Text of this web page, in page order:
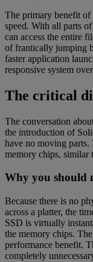
The primary benefit of
speed. With all parts
can access the entire
of frantically jumping
faster application
responsive system
The critical
The conversation
the introduction of
have no moving parts.
memory chips, similar
Why you should
Because there is no
across a platter, the
SSD is virtually
the memory chips.
performance benefit.
completely